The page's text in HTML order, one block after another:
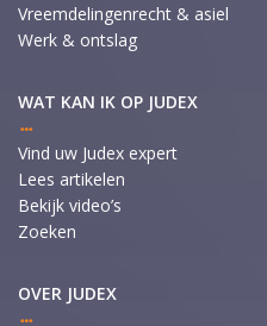
Vreemdelingenrecht & asiel
Werk & ontslag
WAT KAN IK OP JUDEX
Vind uw Judex expert
Lees artikelen
Bekijk video’s
Zoeken
OVER JUDEX